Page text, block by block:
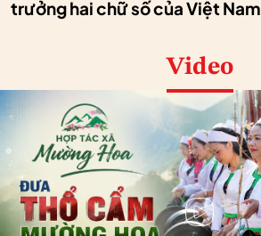
trưởng hai chữ số của Việt Nam
Video